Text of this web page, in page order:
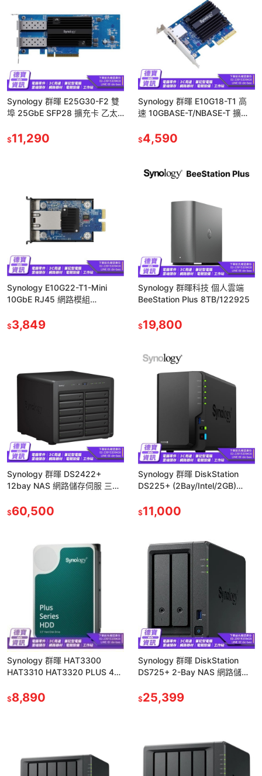
Synology 群暉 E25G30-F2 雙
埠 25GbE SFP28 擴充卡 乙太
$11,290
Synology 群暉 E10G18-T1 高
速 10GBASE-T/NBASE-T 擴充
$4,590
Synology E10G22-T1-Mini
10GbE RJ45 網路模組
$3,849
Synology 群暉科技 個人雲端
BeeStation Plus 8TB/122925
$19,800
Synology 群暉 DS2422+
12bay NAS 網路儲存伺服 三年
$60,500
Synology 群暉 DiskStation
DS225+ (2Bay/Intel/2GB)
$11,000
Synology 群暉 HAT3300
HAT3310 HAT3320 PLUS 4T-
$8,890
Synology 群暉 DiskStation
DS725+ 2-Bay NAS 網路儲存
$25,399